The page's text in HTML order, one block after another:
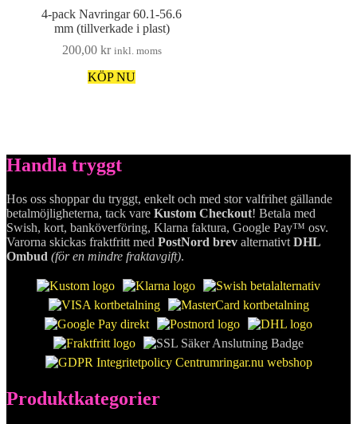
4-pack Navringar 60.1-56.6
mm (tillverkade i plast)
200,00 kr inkl. moms
KÖP NU
Handla tryggt
Hos oss shoppar du tryggt, enkelt och med stor valfrihet gällande
betalmöjligheterna, tack vare Kustom Checkout! Betala med
Swish, kort, banköverföring, Klarna faktura, Google Pay™ osv.
Varorna skickas fraktfritt med PostNord brev alternativt DHL
Ombud (för en mindre fraktavgift).
Produktkategorier